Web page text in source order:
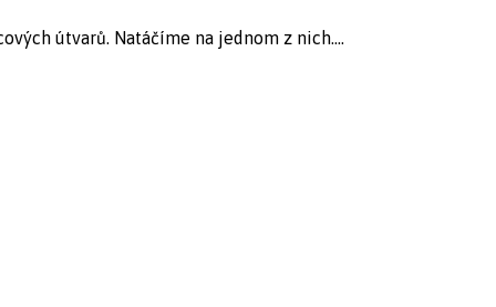
útvarů. Natáčíme na jednom z nich....